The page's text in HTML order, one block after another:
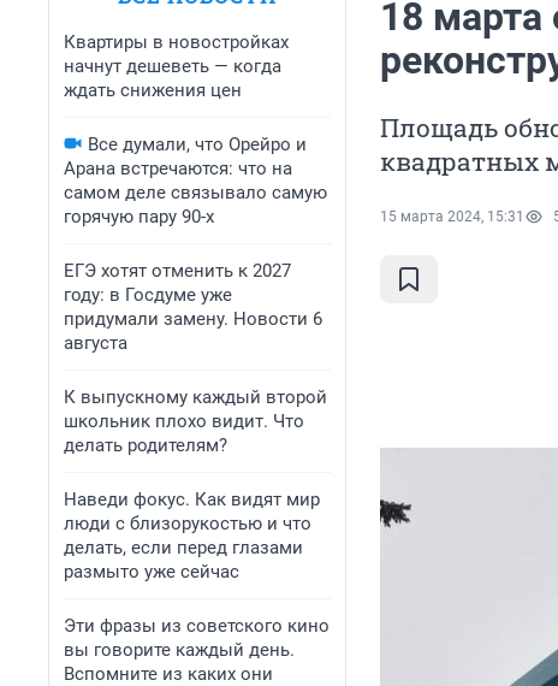
Квартиры в новостройках
начнут дешеветь — когда
ждать снижения цен
Все думали, что Орейро и
Арана встречаются: что на
самом деле связывало самую
горячую пару 90-х
ЕГЭ хотят отменить к 2027
году: в Госдуме уже
придумали замену. Новости 6
августа
К выпускному каждый второй
школьник плохо видит. Что
делать родителям?
Наведи фокус. Как видят мир
люди с близорукостью и что
делать, если перед глазами
размыто уже сейчас
Эти фразы из советского кино
вы говорите каждый день.
Вспомните из каких они
18 марта
Площадь
квадратных
15 марта 2024, 15:31